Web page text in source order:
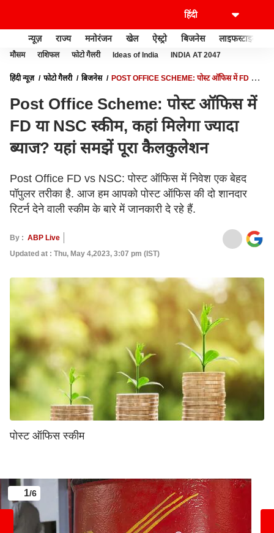
न्यूज़ राज्य मनोरंजन खेल ऐस्ट्रो बिजनेस लाइफस्टाइल
मौसम राशिफल फोटो गैलरी Ideas of India INDIA AT 2047
हिंदी न्यूज़ फोटो गैलरी बिजनेस
POST OFFICE SCHEME: पोस्ट ऑफिस में FD या
Post Office Scheme: पोस्ट ऑफिस में
FD या NSC स्कीम, कहां मिलेगा ज्यादा
ब्याज? यहां समझें पूरा कैलकुलेशन
Post Office FD vs NSC: पोस्ट ऑफिस में निवेश एक बेहद
पॉपुलर तरीका है. आज हम आपको पोस्ट ऑफिस की दो शानदार
रिटर्न देने वाली स्कीम के बारे में जानकारी दे रहे हैं.
By : ABP Live
Updated at : Thu, May 4,2023, 3:07 pm (IST)
पोस्ट ऑफिस स्कीम
1/6